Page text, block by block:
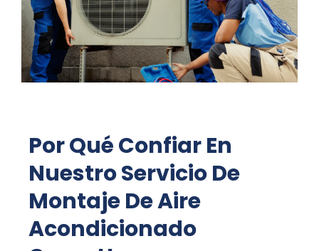
Por Qué Confiar En
Nuestro Servicio De
Montaje De Aire
Acondicionado